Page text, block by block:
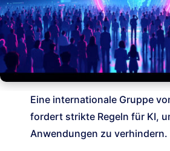
Eine internationale Gruppe
fordert strikte Regeln für KI,
Anwendungen zu verhindern.